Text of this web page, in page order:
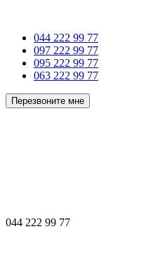
044 222 99 77
097 222 99 77
095 222 99 77
063 222 99 77
Перезвоните мне
044 222 99 77